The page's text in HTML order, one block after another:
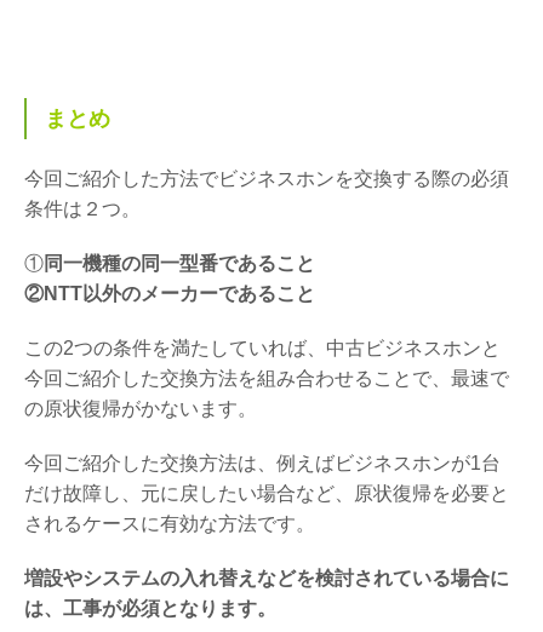
まとめ
今回ご紹介した方法でビジネスホンを交換する際の必須
条件は２つ。
①同一機種の同一型番であること
②NTT以外のメーカーであること
この2つの条件を満たしていれば、中古ビジネスホンと
今回ご紹介した交換方法を組み合わせることで、最速で
の原状復帰がかないます。
今回ご紹介した交換方法は、例えばビジネスホンが1台
だけ故障し、元に戻したい場合など、原状復帰を必要と
されるケースに有効な方法です。
増設やシステムの入れ替えなどを検討されている場合に
は、工事が必須となります。